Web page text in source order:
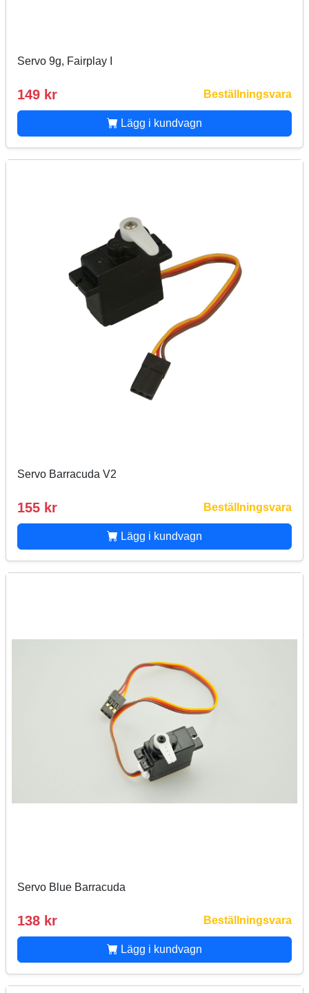
Servo 9g, Fairplay I
149 kr Beställningsvara
Lägg i kundvagn
Servo Barracuda V2
155 kr Beställningsvara
Lägg i kundvagn
Servo Blue Barracuda
138 kr Beställningsvara
Lägg i kundvagn